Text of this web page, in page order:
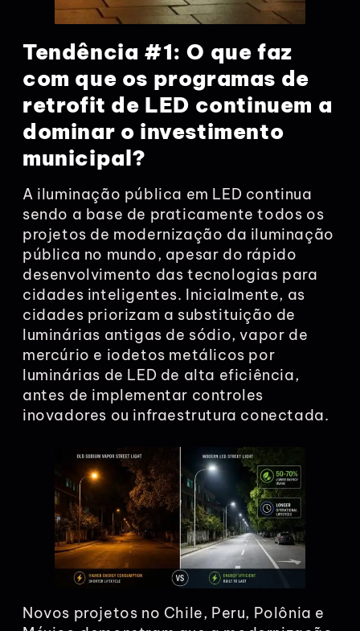
Tendência #1: O que faz
com que os programas de
retrofit de LED continuem a
dominar o investimento
municipal?
A iluminação pública em LED continua
sendo a base de praticamente todos os
projetos de modernização da iluminação
pública no mundo, apesar do rápido
desenvolvimento das tecnologias para
cidades inteligentes. Inicialmente, as
cidades priorizam a substituição de
luminárias antigas de sódio, vapor de
mercúrio e iodetos metálicos por
luminárias de LED de alta eficiência,
antes de implementar controles
inovadores ou infraestrutura conectada.
Novos projetos no Chile, Peru, Polônia e